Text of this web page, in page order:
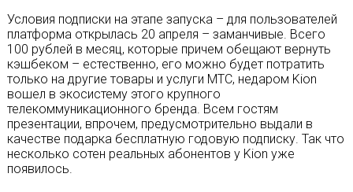
Условия подписки на этапе запуска – для пользователей
платформа открылась 20 апреля – заманчивые. Всего
100 рублей в месяц, которые причем обещают вернуть
кэшбеком – естественно, его можно будет потратить
только на другие товары и услуги МТС, недаром Kion
вошел в экосистему этого крупного
телекоммуникационного бренда. Всем гостям
презентации, впрочем, предусмотрительно выдали в
качестве подарка бесплатную годовую подписку. Так что
несколько сотен реальных абонентов у Kion уже
появилось.